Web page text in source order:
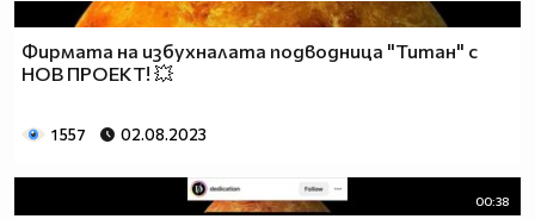
Фирмата на избухналата подводница "Титан" с
НОВ ПРОЕКТ! 💥
1 557 02.08.2023
00:38